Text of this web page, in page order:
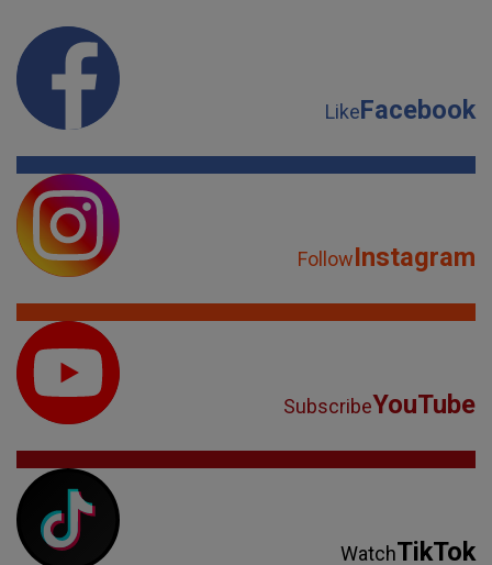
LikeFacebook
FollowInstagram
SubscribeYouTube
WatchTikTok